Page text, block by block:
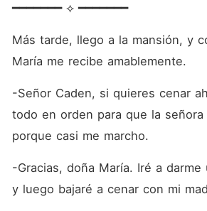
━━━━━━━ ⟡ ━━━━━━━
Más tarde, llego a la mansión, y
María me recibe amablemente.
-Señor Caden, si quieres cenar
todo en orden para que la señora
porque casi me marcho.
-Gracias, doña María. Iré a
y luego bajaré a cenar con mi